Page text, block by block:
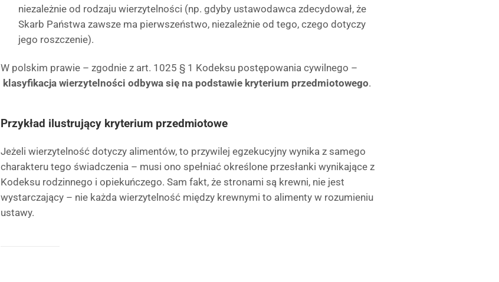
niezależnie od rodzaju wierzytelności (np. gdyby ustawodawca zdecydował, że
Skarb Państwa zawsze ma pierwszeństwo, niezależnie od tego, czego dotyczy
jego roszczenie).
W polskim prawie – zgodnie z art. 1025 § 1 Kodeksu postępowania cywilnego –
klasyfikacja wierzytelności odbywa się na podstawie kryterium przedmiotowego.
Przykład ilustrujący kryterium przedmiotowe
Jeżeli wierzytelność dotyczy alimentów, to przywilej egzekucyjny wynika z samego
charakteru tego świadczenia – musi ono spełniać określone przesłanki wynikające z
Kodeksu rodzinnego i opiekuńczego. Sam fakt, że stronami są krewni, nie jest
wystarczający – nie każda wierzytelność między krewnymi to alimenty w rozumieniu
ustawy.